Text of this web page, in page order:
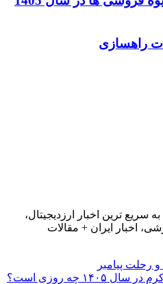
راهسازی
سریع ترین اخبار ارزدیجیتال،
اخبار ایران + مقالات
رحلت پیامبر
چه روزی است؟